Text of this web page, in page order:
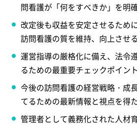
問看護が「何をすべきか」を明
改定後も収益を安定させるため
訪問看護の質を維持、向上させ
運営指導の厳格化に備え、法令
るための最重要チェックポイン
今後の訪問看護の経営戦略・成
てるための最新情報と視点を得
管理者として義務化された人材